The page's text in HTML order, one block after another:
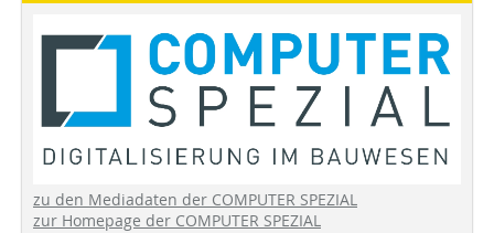
zu den Mediadaten der COMPUTER SPEZIAL
zur Homepage der COMPUTER SPEZIAL